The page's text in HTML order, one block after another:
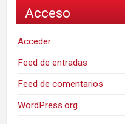
Acceso
Acceder
Feed de entradas
Feed de comentarios
WordPress.org